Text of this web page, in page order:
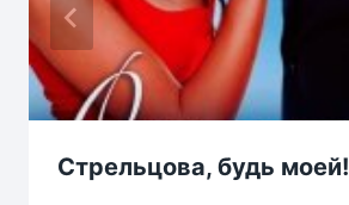
Стрельцова, будь моей!